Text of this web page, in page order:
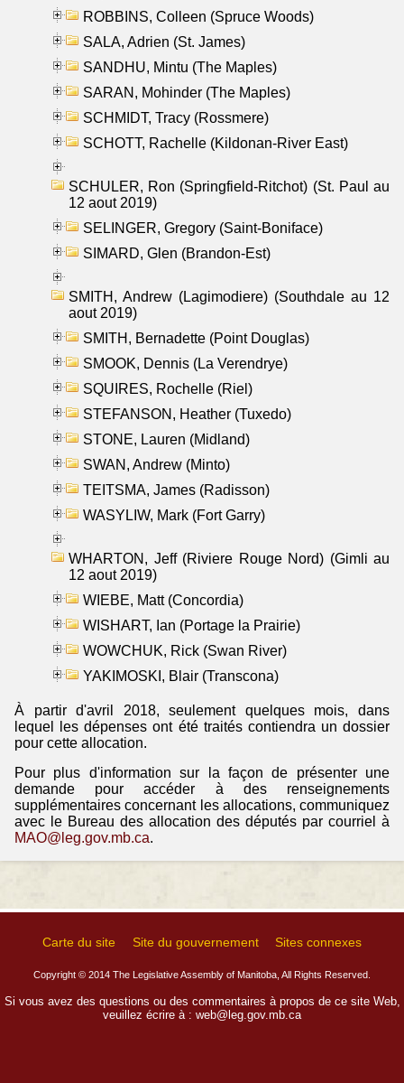
ROBBINS, Colleen (Spruce Woods)
SALA, Adrien (St. James)
SANDHU, Mintu (The Maples)
SARAN, Mohinder (The Maples)
SCHMIDT, Tracy (Rossmere)
SCHOTT, Rachelle (Kildonan-River East)
SCHULER, Ron (Springfield-Ritchot) (St. Paul au
12 aout 2019)
SELINGER, Gregory (Saint-Boniface)
SIMARD, Glen (Brandon-Est)
SMITH, Andrew (Lagimodiere) (Southdale au 12
aout 2019)
SMITH, Bernadette (Point Douglas)
SMOOK, Dennis (La Verendrye)
SQUIRES, Rochelle (Riel)
STEFANSON, Heather (Tuxedo)
STONE, Lauren (Midland)
SWAN, Andrew (Minto)
TEITSMA, James (Radisson)
WASYLIW, Mark (Fort Garry)
WHARTON, Jeff (Riviere Rouge Nord) (Gimli au
12 aout 2019)
WIEBE, Matt (Concordia)
WISHART, Ian (Portage la Prairie)
WOWCHUK, Rick (Swan River)
YAKIMOSKI, Blair (Transcona)
À partir d'avril 2018, seulement quelques mois, dans
lequel les dépenses ont été traités contiendra un dossier
pour cette allocation.
Pour plus d'information sur la façon de présenter une
demande pour accéder à des renseignements
supplémentaires concernant les allocations, communiquez
avec le Bureau des allocation des députés par courriel à
MAO@leg.gov.mb.ca.
Carte du site Site du gouvernement Sites connexes
Copyright © 2014 The Legislative Assembly of Manitoba, All Rights Reserved.
Si vous avez des questions ou des commentaires à propos de ce site Web,
veuillez écrire à : web@leg.gov.mb.ca